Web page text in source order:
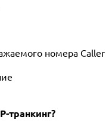
номера Caller
транкинг?